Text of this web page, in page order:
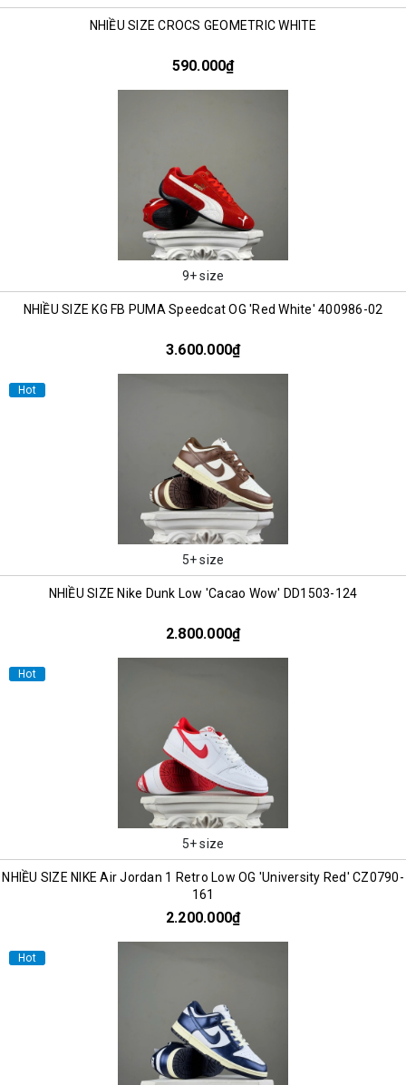
NHIỀU SIZE CROCS GEOMETRIC WHITE
590.000₫
9+ size
NHIỀU SIZE KG FB PUMA Speedcat OG 'Red White' 400986-02
3.600.000₫
Hot
5+ size
NHIỀU SIZE Nike Dunk Low 'Cacao Wow' DD1503-124
2.800.000₫
Hot
5+ size
NHIỀU SIZE NIKE Air Jordan 1 Retro Low OG 'University Red' CZ0790-
161
2.200.000₫
Hot